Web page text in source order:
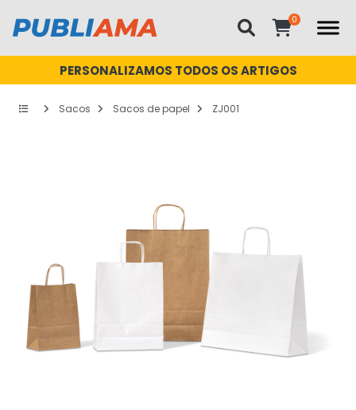
PERSONALIZAMOS TODOS OS ARTIGOS
Sacos Sacos de papel ZJ001